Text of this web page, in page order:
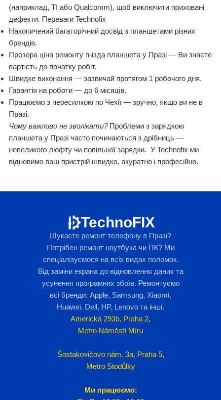
(наприклад, TI або Qualcomm), щоб виключити приховані
дефекти. Переваги Technofix
Накопичений багаторічний досвід з планшетами різних
брендів.
Прозора ціна ремонту гнізда планшета у Празі — Ви знаєте
вартість до початку робіт.
Швидке виконання — зазвичай протягом 1 робочого дня.
Гарантія на роботи — до 6 місяців.
Працюємо з пересилкою по Чехії — зручно, якщо ви не в
Празі.
Чому важливо не зволікати? Проблеми з зарядкою
планшета у Празі часто починаються з дрібниць —
невеликого люфту чи повільної зарядки. У Technofix ми
відновимо ваш пристрій швидко, акуратно і професійно.
TechnoFIX
Шукаєте ремонт телефону в Празі?
Потрібен ремонт ноутбука чи ПК? Ми
спеціалізуємося на всіх видах поломок.
Від заміни екрана до відновлення даних та
усунення програмних збоїв. Ремонтуємо
всі бренди: Apple, Samsung, Xiaomi,
Huawei, Dell, HP, Lenovo та інші.
Americká 293b, Praha 2,
Metro Náměstí Míru
Šostakovičovo nám. 3a, Praha 5,
Metro Stodůlky
Ми працюємо: